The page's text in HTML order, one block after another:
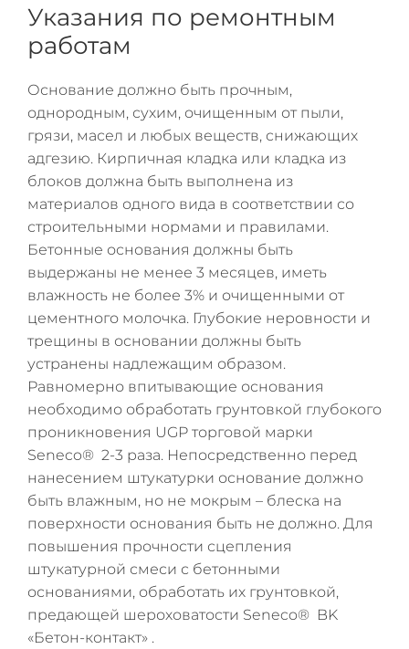
Указания по ремонтным
работам
Основание должно быть прочным,
однородным, сухим, очищенным от пыли,
грязи, масел и любых веществ, снижающих
адгезию. Кирпичная кладка или кладка из
блоков должна быть выполнена из
материалов одного вида в соответствии со
строительными нормами и правилами.
Бетонные основания должны быть
выдержаны не менее 3 месяцев, иметь
влажность не более 3% и очищенными от
цементного молочка. Глубокие неровности и
трещины в основании должны быть
устранены надлежащим образом.
Равномерно впитывающие основания
необходимо обработать грунтовкой глубокого
проникновения UGP торговой марки
Seneco® 2-3 раза. Непосредственно перед
нанесением штукатурки основание должно
быть влажным, но не мокрым – блеска на
поверхности основания быть не должно. Для
повышения прочности сцепления
штукатурной смеси с бетонными
основаниями, обработать их грунтовкой,
предающей шероховатости Seneco® BK
«Бетон-контакт» .